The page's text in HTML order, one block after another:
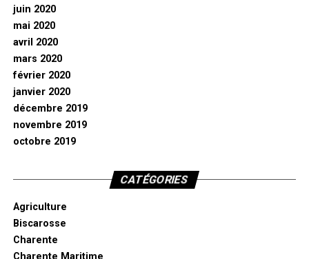
juin 2020
mai 2020
avril 2020
mars 2020
février 2020
janvier 2020
décembre 2019
novembre 2019
octobre 2019
CATÉGORIES
Agriculture
Biscarosse
Charente
Charente Maritime